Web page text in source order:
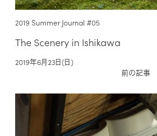
前の記事
2019 Summer Journal #05
The Scenery in Ishikawa
2019年6月23日(日)